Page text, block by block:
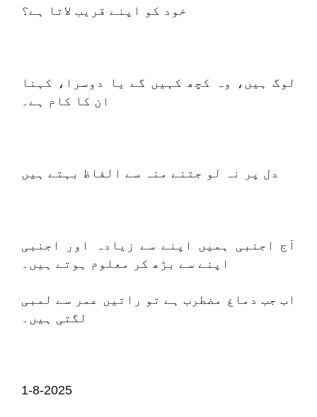
خود کو اپنے قریب لاتا ہے؟
لوگ ہیں، وہ کچھ کہیں گے یا دوسرا، کہنا
ان کا کام ہے۔
دل پر نہ لو جتنے منہ سے الفاظ بہتے ہیں
آج اجنبی ہمیں اپنے سے زیادہ اور اجنبی
اپنے سے بڑھ کر معلوم ہوتے ہیں۔
اب جب دماغ مضطرب ہے تو راتیں عمر سے لمبی
لگتی ہیں۔
1-8-2025